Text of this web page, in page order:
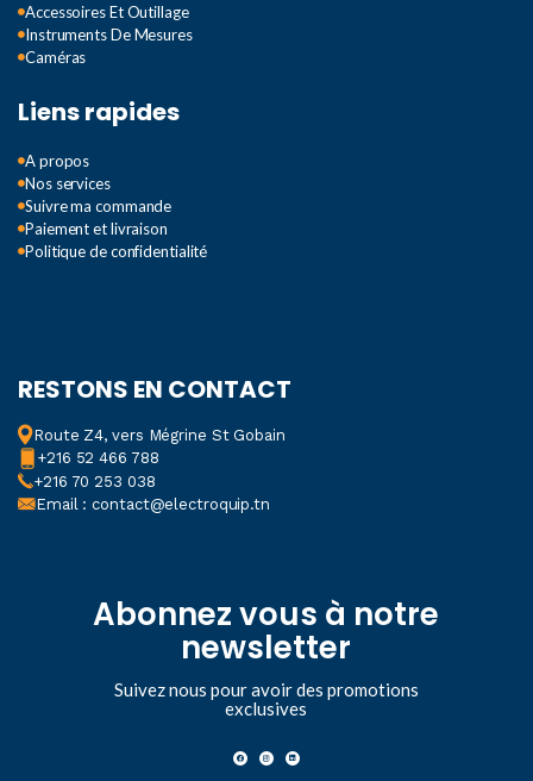
Accessoires Et Outillage
Instruments De Mesures
Caméras
Liens rapides
A propos
Nos services
Suivre ma commande
Paiement et livraison
Politique de confidentialité
RESTONS EN CONTACT
Route Z4, vers Mégrine St Gobain
+216 52 466 788
+216 70 253 038
Email : contact@electroquip.tn
Abonnez vous à notre
newsletter
Suivez nous pour avoir des promotions
exclusives